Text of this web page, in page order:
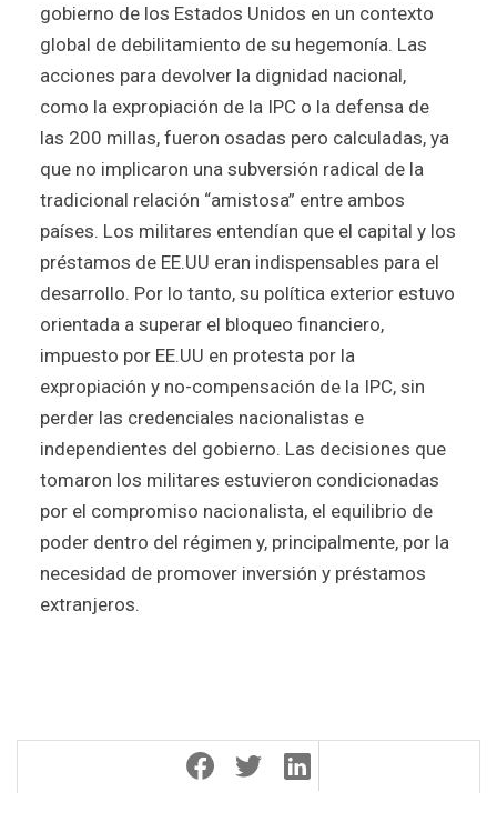
gobierno de los Estados Unidos en un contexto
global de debilitamiento de su hegemonía. Las
acciones para devolver la dignidad nacional,
como la expropiación de la IPC o la defensa de
las 200 millas, fueron osadas pero calculadas, ya
que no implicaron una subversión radical de la
tradicional relación “amistosa” entre ambos
países. Los militares entendían que el capital y los
préstamos de EE.UU eran indispensables para el
desarrollo. Por lo tanto, su política exterior estuvo
orientada a superar el bloqueo financiero,
impuesto por EE.UU en protesta por la
expropiación y no-compensación de la IPC, sin
perder las credenciales nacionalistas e
independientes del gobierno. Las decisiones que
tomaron los militares estuvieron condicionadas
por el compromiso nacionalista, el equilibrio de
poder dentro del régimen y, principalmente, por la
necesidad de promover inversión y préstamos
extranjeros.